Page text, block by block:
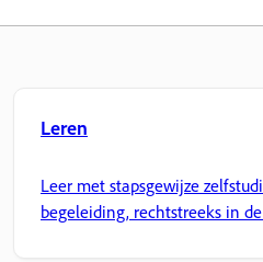
Leren
Leer met stapsgewijze
begeleiding, rechtstreeks in